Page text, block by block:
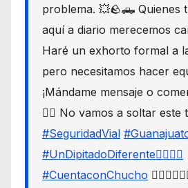
problema. 💥🪨🛻 Quienes
aquí a diario merecemos
Haré un exhorto formal a
pero necesitamos hacer
¡Mándame mensaje o
👇🏼 No vamos a soltar este
#SeguridadVial
#UnDipitadoDiferente🙋🏽‍♂️⚖️
#CuentaconChucho